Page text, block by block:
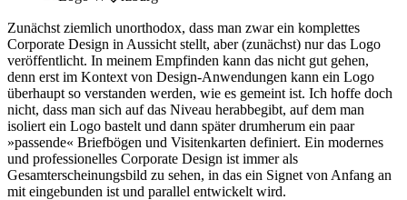
Zunächst ziemlich unorthodox, dass man zwar ein komplettes
Corporate Design in Aussicht stellt, aber (zunächst) nur das Logo
veröffentlicht. In meinem Empfinden kann das nicht gut gehen,
denn erst im Kontext von Design-Anwendungen kann ein Logo
überhaupt so verstanden werden, wie es gemeint ist. Ich hoffe doch
nicht, dass man sich auf das Niveau herabbegibt, auf dem man
isoliert ein Logo bastelt und dann später drumherum ein paar
»passende« Briefbögen und Visitenkarten definiert. Ein modernes
und professionelles Corporate Design ist immer als
Gesamterscheinungsbild zu sehen, in das ein Signet von Anfang an
mit eingebunden ist und parallel entwickelt wird.